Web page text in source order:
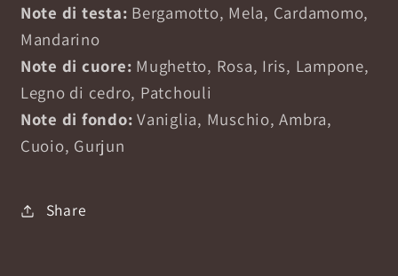
Note di testa: Bergamotto, Mela, Cardamomo,
Mandarino
Note di cuore: Mughetto, Rosa, Iris, Lampone,
Legno di cedro, Patchouli
Note di fondo: Vaniglia, Muschio, Ambra,
Cuoio, Gurjun
Share